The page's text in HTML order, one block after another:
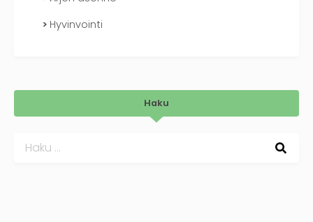
Hyvinvointi
Haku